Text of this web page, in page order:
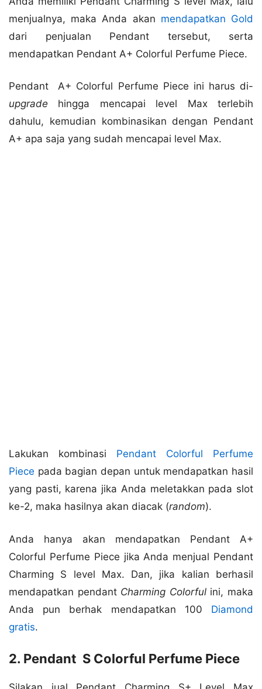
menjualnya, maka Anda akan mendapatkan Gold
dari penjualan Pendant tersebut, serta
mendapatkan Pendant A+ Colorful Perfume Piece.
Pendant A+ Colorful Perfume Piece ini harus di-
upgrade hingga mencapai level Max terlebih
dahulu, kemudian kombinasikan dengan Pendant
A+ apa saja yang sudah mencapai level Max.
Lakukan kombinasi Pendant Colorful Perfume
Piece pada bagian depan untuk mendapatkan hasil
yang pasti, karena jika Anda meletakkan pada slot
ke-2, maka hasilnya akan diacak (random).
Anda hanya akan mendapatkan Pendant A+
Colorful Perfume Piece jika Anda menjual Pendant
Charming S level Max. Dan, jika kalian berhasil
mendapatkan pendant Charming Colorfulini, maka
Anda pun berhak mendapatkan 100 Diamond
gratis.
2. Pendant S Colorful Perfume Piece